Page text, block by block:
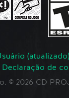
(atualizado)
Declaração de
© 2026 CD